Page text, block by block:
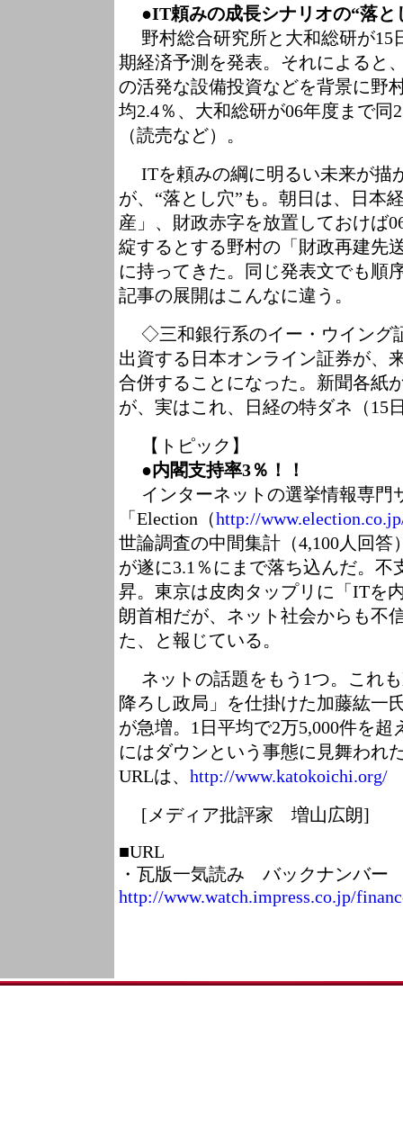
●IT頼みの成長シナリオの“落と
野村総合研究所と大和総研が15
期経済予測を発表。それによると
の活発な設備投資などを背景に野
均2.4％、大和総研が06年度まで同
（読売など）。
ITを頼みの綱に明るい未来が描
が、“落とし穴”も。朝日は、日本
産」、財政赤字を放置しておけば
綻するとする野村の「財政再建先
に持ってきた。同じ発表文でも順
記事の展開はこんなに違う。
◇三和銀行系のイー・ウイング
出資する日本オンライン証券が、
合併することになった。新聞各紙
が、実はこれ、日経の特ダネ（15
【トピック】
●内閣支持率3％！！
インターネットの選挙情報専門
「Election（http://
世論調査の中間集計（4,100人回答
が遂に3.1％にまで落ち込んだ。不
昇。東京は皮肉タップリに「ITを
朗首相だが、ネット社会からも不
た、と報じている。
ネットの話題をもう1つ。これ
降ろし政局」を仕掛けた加藤紘一
が急増。1日平均で2万5,000件を超
にはダウンという事態に見舞われ
URLは、 http://www.katokoichi.org/
[メディア批評家 増山広朗]
■URL
・瓦版一気読み バックナンバー
http://www.watch.impress.co.jp/